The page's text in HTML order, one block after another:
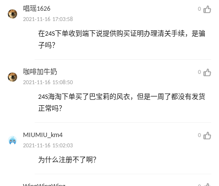
唱瑶1626
0
2021-11-16 17:03:58
在24S下单收到端下说提供购买证明办理清关手续，是骗
子吗？
咖啡加牛奶
0
2021-11-16 15:08:50
24S海淘下单买了巴宝莉的风衣，但是一周了都没有发货
正常吗？
MIUMIU_km4
0
2021-11-16 15:02:03
为什么注册不了啊？